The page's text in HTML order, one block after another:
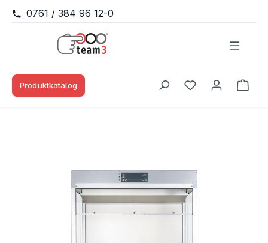
Zum Hauptinhalt springen
0761 / 384 96 12-0
Produktkatalog
Du hast 0